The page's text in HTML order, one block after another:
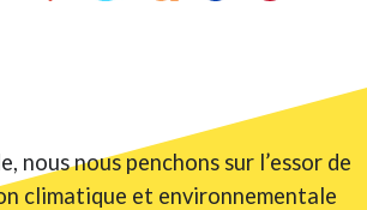
nous nous penchons sur l’essor de
climatique et environnementale